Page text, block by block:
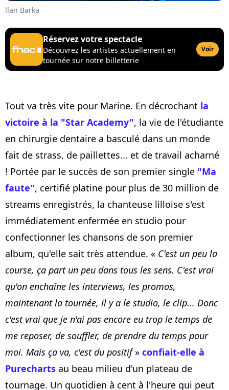
llan Barka
Réservez votre spectacle
Découvrez les artistes actuellement en
tournée sur notre billetterie
Voir
Tout va très vite pour Marine. En décrochant la
victoire à la "Star Academy", la vie de l'étudiante
en chirurgie dentaire a basculé dans un monde
fait de strass, de paillettes... et de travail acharné
! Portée par le succès de son premier single "Ma
faute", certifié platine pour plus de 30 million de
streams enregistrés, la chanteuse lilloise s'est
immédiatement enfermée en studio pour
confectionner les chansons de son premier
album, qu'elle sait très attendue. « C'est un peu la
course, ça part un peu dans tous les sens. C'est vrai
qu'on enchaîne les interviews, les promos,
maintenant la tournée, il y a le studio, le clip... Donc
c'est vrai que je n'ai pas encore eu trop le temps de
me reposer, de souffler, de prendre du temps pour
moi. Mais ça va, c'est du positif» confiait-elle à
Purecharts au beau milieu d'un plateau de
tournage. Un quotidien à cent à l'heure qui peut